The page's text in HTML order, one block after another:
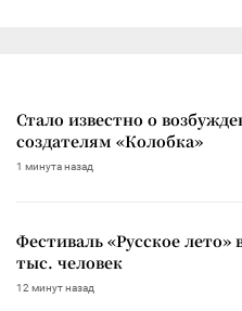
Стало известно о
создателям «Колобка»
1 минута назад
Фестиваль «Русское лето»
тыс. человек
12 минут назад